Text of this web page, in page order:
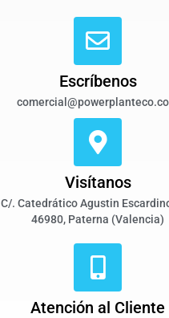
Escríbenos
Visítanos
C/. Catedrático Agustin
46980, Paterna (Valencia)
Atención al Cliente